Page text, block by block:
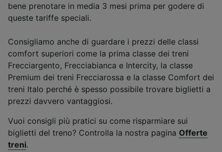
bene prenotare in media 3 mesi prima per godere di
queste tariffe speciali.
Consigliamo anche di guardare i prezzi delle classi
comfort superiori come la prima classe dei treni
Frecciargento, Frecciabianca e Intercity, la classe
Premium dei treni Frecciarossa e la classe Comfort dei
treni Italo perché è spesso possibile trovare biglietti a
prezzi davvero vantaggiosi.
Vuoi consigli più pratici su come risparmiare sui
biglietti del treno? Controlla la nostra pagina Offerte
treni.